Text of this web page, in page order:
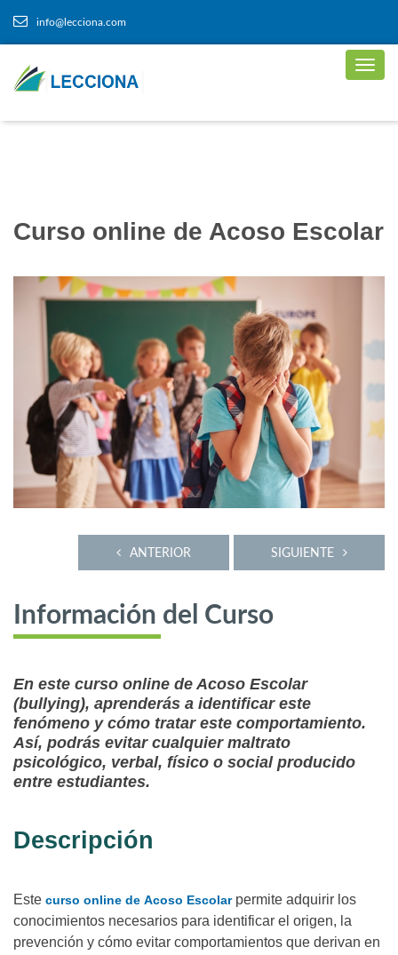
info@lecciona.com
Curso online de Acoso Escolar
SIGUIENTE
ANTERIOR
Información del Curso
En este curso online de Acoso Escolar
(bullying), aprenderás a identificar este
fenómeno y cómo tratar este comportamiento.
Así, podrás evitar cualquier maltrato
psicológico, verbal, físico o social producido
entre estudiantes.
Descripción
Este curso online de Acoso Escolarpermite adquirir los
conocimientos necesarios para identificar el origen, la
prevención y cómo evitar comportamientos que derivan en